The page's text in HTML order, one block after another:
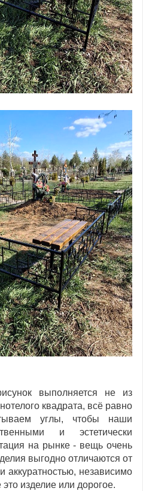
выполняется не из
квадрата, всё равно
углы, чтобы наши
и эстетически
на рынке - вещь очень
выгодно отличаются от
аккуратностью, независимо
изделие или дорогое.